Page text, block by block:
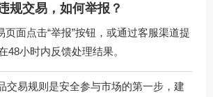
规交易，如何举报？
页面点击“举报”按钮，或通过客服渠道提
48小时内反馈处理结果。
交易规则是安全参与市场的第一步，建